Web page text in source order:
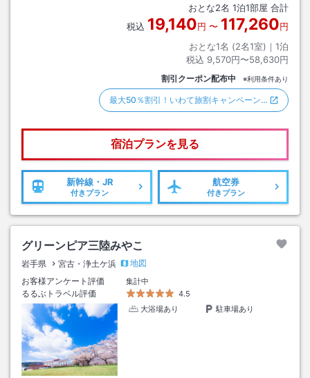
おとな2名 1泊1部屋 合計
税込 19,140円 〜 117,260円
おとな1名 (2名1室)｜ 1泊
税込 9,570円〜58,630円
割引クーポン配布中 ※利用条件あり
最大50％割引！いわて旅割キャンペーン…
宿泊プランを見る
新幹線・JR
付きプラン
航空券
付きプラン
グリーンピア三陸みやこ
岩手県 宮古・浄土ケ浜
地図
お客様アンケート評価
集計中
るるぶトラベル評価
4.5
大浴場あり
駐車場あり